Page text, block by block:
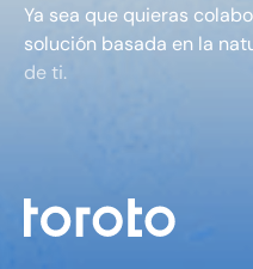
Ya sea que quieras
solución basada en la
de ti.